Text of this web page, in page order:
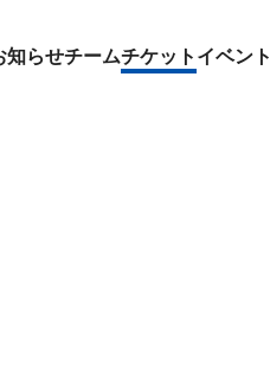
知らせチームチケット イベント